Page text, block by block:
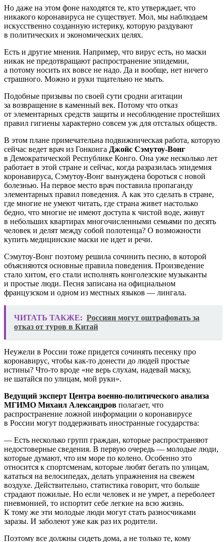
Но даже на этом фоне находятся те, кто утверждает, что
никакого коронавируса не существует. Мол, мы наблюдаем
искусственно созданную истерику, которую раздувают
в политических и экономических целях.
Есть и другие мнения. Например, что вирус есть, но маски
никак не предотвращают распространение эпидемии,
а потому носить их вовсе не надо. Да и вообще, нет ничего
страшного. Можно и руки тщательно не мыть.
Подобные призывы по своей сути сродни агитации
за возвращение в каменный век. Потому что отказ
от элементарных средств защиты и несоблюдение простейших
правил гигиены характерно совсем уж для отсталых обществ.
В этом плане примечательна подвижническая работа, которую
сейчас ведет врач из Гонконга Джойс Сэмутоу-Вонг
в Демократической Республике Конго. Она уже несколько лет
работает в этой стране и сейчас, когда разразилась эпидемия
коронавируса, Сэмутоу-Вонг вынуждена бороться с новой
болезнью. На первое место врач поставила пропаганду
элементарных правил поведения. А как это сделать в стране,
где многие не умеют читать, где страна живет настолько
бедно, что многие не имеют доступа к чистой воде, живут
в небольших квартирах многочисленными семьями по десять
человек и делят между собой полотенца? О возможности
купить медицинские маски не идет и речи.
Сэмутоу-Вонг поэтому решила сочинить песню, в которой
объясняются основные правила поведения. Произведение
стало хитом, его стали исполнять конголезские музыканты
и простые люди. Песня записана на официальном
французском и одном из местных языков — лингала.
ЧИТАТЬ ТАКЖЕ: Россиян могут оштрафовать за
отказ от туров в Китай
Неужели в России тоже придется сочинять песенку про
коронавирус, чтобы как-то донести до людей простые
истины? Что-то вроде «не верь слухам, надевай маску,
не шатайся по улицам, мой руки».
Ведущий эксперт Центра военно-политического анализа
МГИМО Михаил Александров полагает, что
распространение ложной информации о коронавирусе
в России могут поддерживать иностранные государства:
— Есть несколько групп граждан, которые распространяют
недостоверные сведения. В первую очередь — молодые люди,
которые думают, что им море по колено. Особенно это
относится к спортсменам, которые любят бегать по улицам,
кататься на велосипедах, делать упражнения на свежем
воздухе. Действительно, статистика говорит, что больше
страдают пожилые. Но если человек и не умрет, а переболеет
пневмонией, то испортит себе легкие на всю жизнь.
К тому же эти молодые люди могут стать разносчиками
заразы. И заболеют уже как раз их родители.
Поэтому все должны сидеть дома, а не только те, кому